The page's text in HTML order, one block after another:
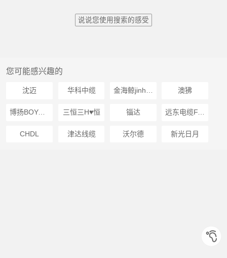
说说您使用搜索的感受
您可能感兴趣的
沈迈 华科中缆 澳狒
博扬BOYANG 三恒三H♥️恒 锱达
CHDL 津达线缆 沃尔德 新光日月